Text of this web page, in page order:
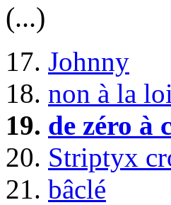
(...)
17. Johnny
18. non à la
19. de zéro à
20. Striptyx
21. bâclé